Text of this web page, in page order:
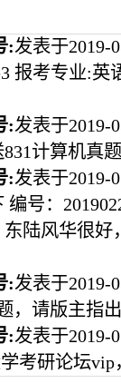
:发表于2019-
报考专业:
:发表于2019-
计算机真
:发表于2019-
号：
陆风华很
:发表于2019-
，请版主指
:发表于2019-
考研论坛